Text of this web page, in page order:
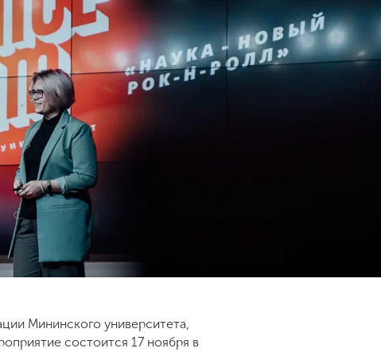
Мининского университета,
состоится 17 ноября в